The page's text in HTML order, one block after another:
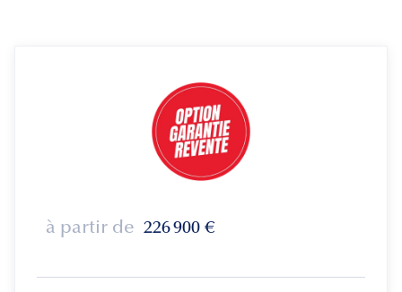
à partir de 226 900 €